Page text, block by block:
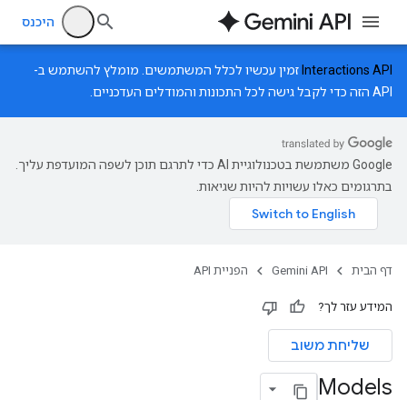
היכנס
Interactions API זמין עכשיו לכלל המשתמשים. מומלץ להשתמש ב-
API הזה כדי לקבל גישה לכל התכונות והמודלים העדכניים.
‫Google משתמשת בטכנולוגיית AI כדי לתרגם תוכן לשפה המועדפת עליך.
בתרגומים כאלו עשויות להיות שגיאות.
דף הבית Gemini API הפניית API
המידע עזר לך?
שליחת משוב
Models